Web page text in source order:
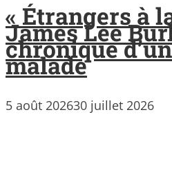
« Étrangers à
James Lee
chronique
malade
5 août 202630 juillet 2026